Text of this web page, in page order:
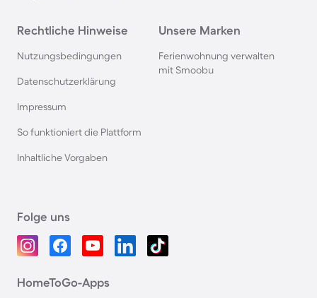
Rechtliche Hinweise
Nutzungsbedingungen
Datenschutzerklärung
Impressum
So funktioniert die Plattform
Inhaltliche Vorgaben
Unsere Marken
Ferienwohnung verwalten
mit Smoobu
Folge uns
HomeToGo-Apps